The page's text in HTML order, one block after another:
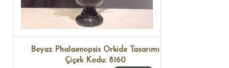
Beyaz Phalaenopsis Orkide Tasarımı
Çiçek Kodu: 8160